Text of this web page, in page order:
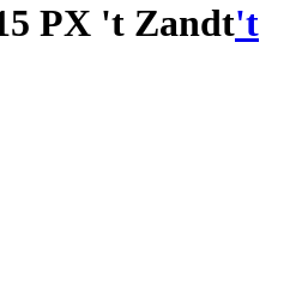
PX 't Zandt't